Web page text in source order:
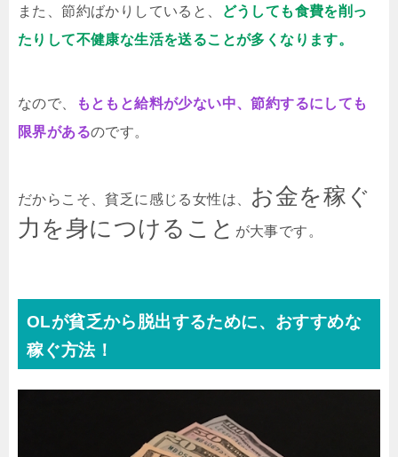
また、節約ばかりしていると、
どうしても食費を削っ
たりして不健康な生活を送ることが多くなります。
なので、
もともと給料が少ない中、節約するにしても
限界があるのです。
だからこそ、貧乏に感じる女性は、 お金を稼ぐ
力を身につけること が大事です。
OLが貧乏から脱出するために、おすすめな
稼ぐ方法！